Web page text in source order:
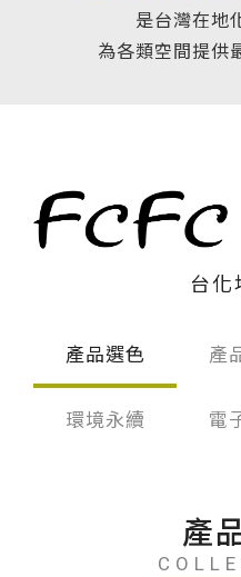
是台灣在地
為各類空間提供
台化
產品選色 產
環境永續 電
產